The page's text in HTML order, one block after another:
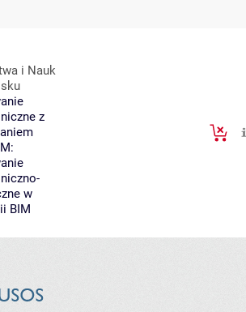
i Nauk
z
w
BIM